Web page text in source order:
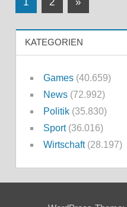
Beiträge
KATEGORIEN
Games(40.659)
News(72.992)
Politik(35.830)
Sport(36.016)
Wirtschaft(28.197)